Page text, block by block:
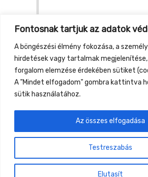
Fontosnak tartjuk az adatok
A böngészési élmény fokozása, a
hirdetések vagy tartalmak
forgalom elemzése érdekében sütiket
A "Mindet elfogadom" gombra kattintva
sütik használatához.
Testreszabás
Elutasít
Az összes elfogadása
http://
https://inspi-racio.hu/
Previous Event
Gyüttment Találkozó, 2026.
Csobánkapuszta